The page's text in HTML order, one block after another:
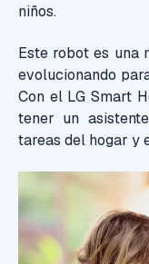
niños.
Este robot es una
evolucionando
Con el LG Smart
tener un
tareas del hogar y